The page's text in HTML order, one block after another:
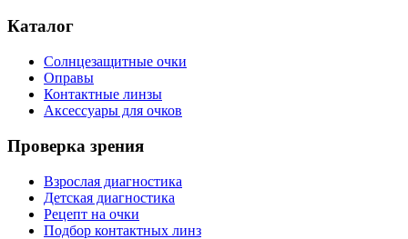
Каталог
Солнцезащитные очки
Оправы
Контактные линзы
Аксессуары для очков
Проверка зрения
Взрослая диагностика
Детская диагностика
Рецепт на очки
Подбор контактных линз